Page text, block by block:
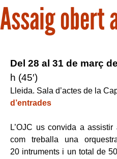
Assaig obert
Del 28 al 31 de març
h (45′)
Lleida. Sala d’actes de la
d’entrades
L’OJC us convida a
com treballa una
20 intruments i un total de